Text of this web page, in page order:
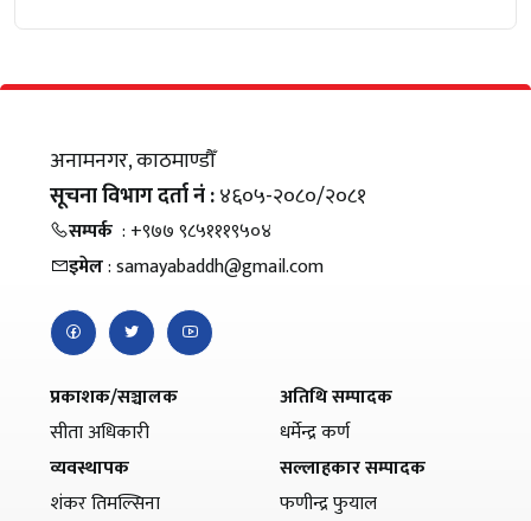
अनामनगर, काठमाण्डौँ
सूचना विभाग दर्ता नं :४६०५-२०८०/२०८१
सम्पर्क : +९७७ ९८५१११९५०४
इमेल: samayabaddh@gmail.com
प्रकाशक/सञ्चालक
सीता अधिकारी
व्यवस्थापक
शंकर तिमल्सिना
अतिथि सम्पादक
धर्मेन्द्र कर्ण
सल्लाहकार सम्पादक
फणीन्द्र फुयाल